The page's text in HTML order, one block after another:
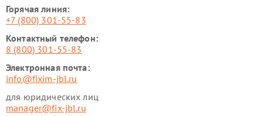
Горячая линия:
+7 (800) 301-55-83
Контактный телефон:
8 (800) 301-55-83
Электронная почта:
info@fixim-jbl.ru
для юридических лиц
manager@fix-jbl.ru